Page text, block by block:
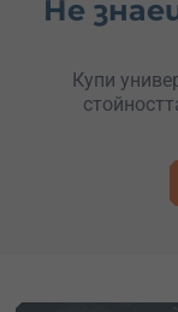
Не
Купи